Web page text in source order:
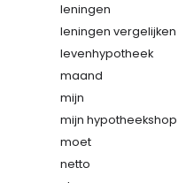
leningen
leningen vergelijken
levenhypotheek
maand
mijn
mijn hypotheekshop
moet
netto